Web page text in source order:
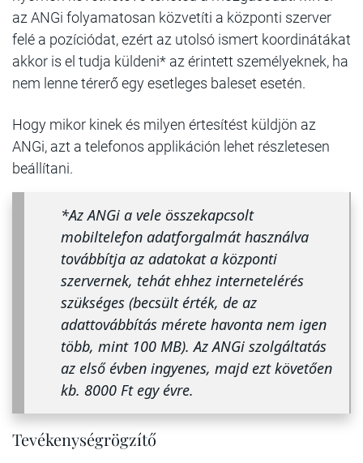
az ANGi folyamatosan közvetíti a központi szerver
felé a pozíciódat, ezért az utolsó ismert koordinátákat
akkor is el tudja küldeni* az érintett személyeknek, ha
nem lenne térerő egy esetleges baleset esetén.
Hogy mikor kinek és milyen értesítést küldjön az
ANGi, azt a telefonos applikáción lehet részletesen
beállítani.
*Az ANGi a vele összekapcsolt
mobiltelefon adatforgalmát használva
továbbítja az adatokat a központi
szervernek, tehát ehhez internetelérés
szükséges (becsült érték, de az
adattovábbítás mérete havonta nem igen
több, mint 100 MB). Az ANGi szolgáltatás
az első évben ingyenes, majd ezt követően
kb. 8000 Ft egy évre.
Tevékenységrögzítő